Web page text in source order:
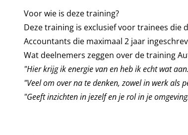
Voor wie is deze training?
Deze training is exclusief voor trainees die
Accountants die maximaal 2 jaar
Wat deelnemers zeggen over de training
"Hier krijg ik energie van en heb ik echt wat
"Veel om over na te denken, zowel in werk als
"Geeft inzichten in jezelf en je rol in je